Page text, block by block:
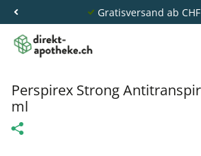
Gratisversand ab
Perspirex Strong
ml